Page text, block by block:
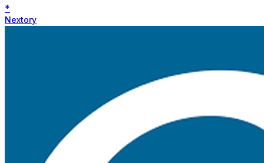
*
Nextory